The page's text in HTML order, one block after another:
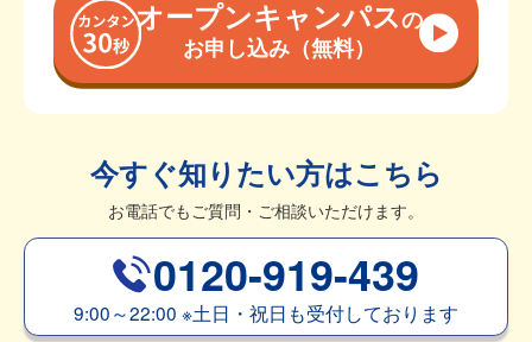
オープンキャンパスの
お申し込み（無料）
今すぐ知りたい方はこちら
お電話でもご質問・ご相談いただけます。
0120-919-439
9:00～22:00 ※土日・祝日も受付しております